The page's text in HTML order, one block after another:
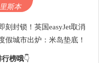
斯本
行榜哦👇